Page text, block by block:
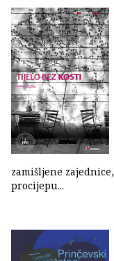
zamišljene
procijepu...